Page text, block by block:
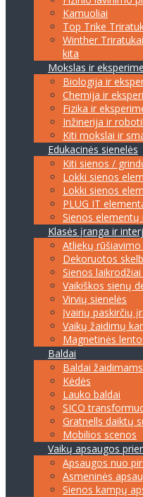
Kamuoliai
Top Trike
Winther
kita
Mokslas ir
Biologija ir
Chemija ir
Fizika ir
Inžinerija ir
Kiti mokslai ir
Edukacinės sienelės
Kiti sienos /
Lokki sienos
Lokki sienos
PLUG IT
Sienos elementų
Klasės įranga ir
Atliekų
Dekoruotos
Sienos
Vaikiškos sienų
Virvių sienelės
Įvairių paskirčių
Vaikų žaidimų
Magnetinės
Baldai
Baldai žaidimams
Kėdės
Lauko baldai
SICO
Gratnells daiktų
Mobilios scenos
Vaikų apsaugos
Apsaugos nuo
Asmeninės
Sienos kampų